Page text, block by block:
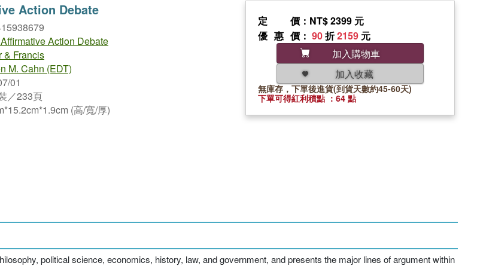
Action Debate
Action Debate
& Francis
M. Cahn (EDT)
01
／233頁
(高/寬/厚)
定價 ：NT$ 2399 元
優惠價 ： 90折2159 元
加入購物車
加入收藏
無庫存，下單後進貨(到貨天數約45-60天)
下單可得紅利積點 ：64 點
political science, economics, history, law, and government, and presents the major lines of argument within